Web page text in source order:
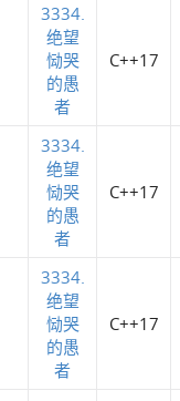
3334.
绝望
恸哭
的愚
者
C++17
3334.
绝望
恸哭
的愚
者
C++17
3334.
绝望
恸哭
的愚
者
C++17